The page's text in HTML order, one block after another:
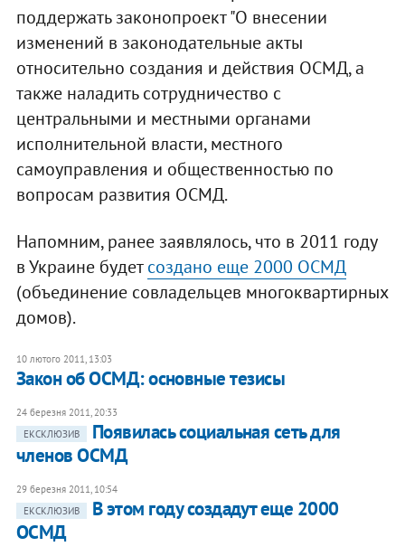
поддержать законопроект "О внесении
изменений в законодательные акты
относительно создания и действия ОСМД, а
также наладить сотрудничество с
центральными и местными органами
исполнительной власти, местного
самоуправления и общественностью по
вопросам развития ОСМД.
Напомним, ранее заявлялось, что в 2011 году
в Украине будетсоздано еще 2000 ОСМД
(объединение совладельцев многоквартирных
домов).
10 лютого 2011, 13:03
Закон об ОСМД: основные тезисы
24 березня 2011, 20:33
ЕКСКЛЮЗИВ
Появилась социальная сеть для
членов ОСМД
29 березня 2011, 10:54
ЕКСКЛЮЗИВ
В этом году создадут еще 2000
ОСМД